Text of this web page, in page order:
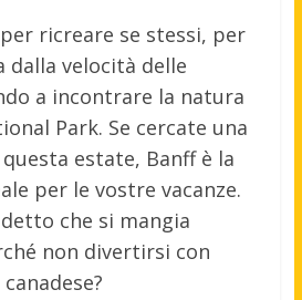
ricreare se stessi, per
dalla velocità delle
a incontrare la natura
Park. Se cercate una
estate, Banff è la
per le vostre vacanze.
che si mangia
non divertirsi con